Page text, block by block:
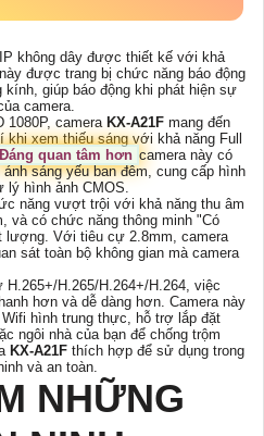
không dây được thiết kế với khả
được trang bị chức năng báo động
giúp báo động khi phát hiện sự
camera.
1080P, camera KX-A21F mang đến
xem thiếu sáng với khả năng Full
Đáng quan tâm hơn camera này có
sáng yếu ban đêm, cung cấp hình
lý hình ảnh CMOS.
năng vượt trội với khả năng thu âm
và có chức năng thông minh "Có
lượng. Với tiêu cự 2.8mm, camera
sát toàn bộ không gian mà camera
H.265/H.264+/H.264, việc
hơn và dễ dàng hơn. Camera này
hình trung thực, hỗ trợ lắp đặt
ngôi nhà của bạn để chống trộm
KX-A21F thích hợp để sử dụng trong
và an toàn.
NHỮNG